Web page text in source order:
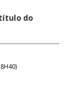
do
)